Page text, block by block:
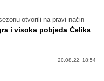
otvorili na pravi način
i visoka pobjeda Čelika
20.08.22. 18:54